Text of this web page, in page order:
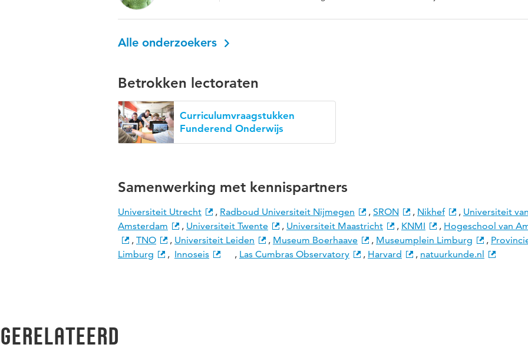
Alle onderzoekers
Betrokken lectoraten
Curriculumvraagstukken
Funderend Onderwijs
Samenwerking met kennispartners
Universiteit Utrecht , Radboud Universiteit Nijmegen , SRON , Nikhef , Universiteit
Amsterdam
, Universiteit Twente , Universiteit Maastricht , KNMI , Hogeschool van
, TNO , Universiteit Leiden , Museum Boerhaave , Museumplein Limburg ,
Limburg
, Innoseis , Las Cumbras Observatory , Harvard , natuurkunde.nl
Gerelateerd